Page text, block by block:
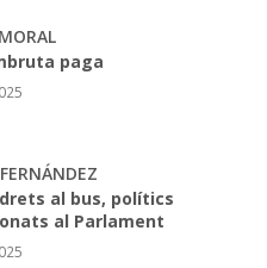
paga
al bus, polítics
al Parlament